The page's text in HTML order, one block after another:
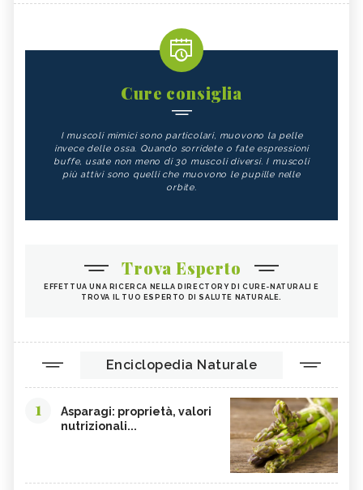
Cure consiglia
I muscoli mimici sono particolari, muovono la pelle
invece delle ossa. Quando sorridete o fate espressioni
buffe, usate non meno di 30 muscoli diversi. I muscoli
più attivi sono quelli che muovono le pupille nelle
orbite.
Trova Esperto
EFFETTUA UNA RICERCA NELLA DIRECTORY DI CURE-NATURALI E
TROVA IL TUO ESPERTO DI SALUTE NATURALE.
Enciclopedia Naturale
1
Asparagi: proprietà, valori
nutrizionali...